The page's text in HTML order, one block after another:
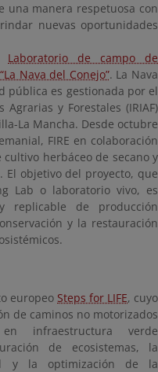
una manera respetuosa con
nuevas oportunidades
Laboratorio de campo de
Nava del Conejo”. La Nava
pública es gestionada por el
y Forestales (IRIAF)
La Mancha. Desde octubre
FIRE en colaboración
cultivo herbáceo de secano y
El objetivo del proyecto, que
Lab o laboratorio vivo, es
replicable de producción
y la restauración
europeo Steps for LIFE, cuyo
de caminos no motorizados
infraestructura verde
de ecosistemas, la
y la optimización de la